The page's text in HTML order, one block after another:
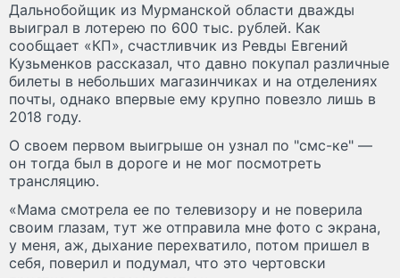
Дальнобойщик из Мурманской области дважды
выиграл в лотерею по 600 тыс. рублей. Как
сообщает «КП», счастливчик из Ревды Евгений
Кузьменков рассказал, что давно покупал различные
билеты в небольших магазинчиках и на отделениях
почты, однако впервые ему крупно повезло лишь в
2018 году.
О своем первом выигрыше он узнал по "смс-ке" —
он тогда был в дороге и не мог посмотреть
трансляцию.
«Мама смотрела ее по телевизору и не поверила
своим глазам, тут же отправила мне фото с экрана,
у меня, аж, дыхание перехватило, потом пришел в
себя, поверил и подумал, что это чертовски